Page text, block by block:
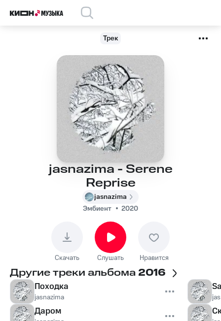
Трек
jasnazima - Serene
Reprise
jasnazima
Эмбиент
2020
Скачать Слушать Нравится
Другие треки альбома 2016
Походка
jasnazima
Даром